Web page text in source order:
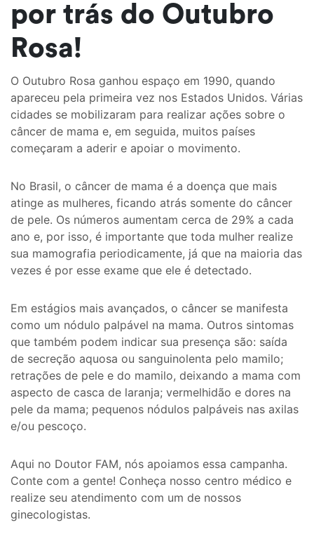
por trás do Outubro
Rosa!
O Outubro Rosa ganhou espaço em 1990, quando
apareceu pela primeira vez nos Estados Unidos. Várias
cidades se mobilizaram para realizar ações sobre o
câncer de mama e, em seguida, muitos países
começaram a aderir e apoiar o movimento.
No Brasil, o câncer de mama é a doença que mais
atinge as mulheres, ficando atrás somente do câncer
de pele. Os números aumentam cerca de 29% a cada
ano e, por isso, é importante que toda mulher realize
sua mamografia periodicamente, já que na maioria das
vezes é por esse exame que ele é detectado.
Em estágios mais avançados, o câncer se manifesta
como um nódulo palpável na mama. Outros sintomas
que também podem indicar sua presença são: saída
de secreção aquosa ou sanguinolenta pelo mamilo;
retrações de pele e do mamilo, deixando a mama com
aspecto de casca de laranja; vermelhidão e dores na
pele da mama; pequenos nódulos palpáveis nas axilas
e/ou pescoço.
Aqui no Doutor FAM, nós apoiamos essa campanha.
Conte com a gente! Conheça nosso centro médico e
realize seu atendimento com um de nossos
ginecologistas.